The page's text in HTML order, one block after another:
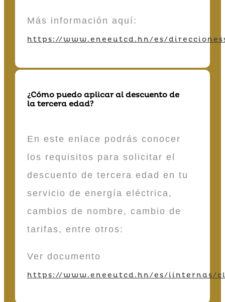
Más información aquí:
https://www.eneeutcd.hn/es/
¿Cómo puedo aplicar al descuento de
la tercera edad?
En este enlace podrás conocer
los requisitos para solicitar el
descuento de tercera edad en tu
servicio de energía eléctrica,
cambios de nombre, cambio de
tarifas, entre otros:
Ver documento
https://www.eneeutcd.hn/es/iinternas/